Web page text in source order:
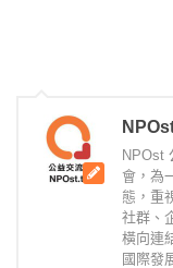
NPOst
會，為
態，重
社群、
橫向連
國際發